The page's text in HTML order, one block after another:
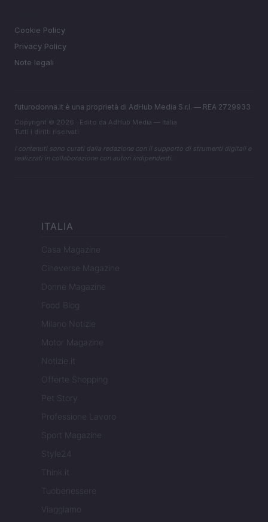
Cookie Policy
Privacy Policy
Note legali
futurodonna.it è una proprietà di AdHub Media S.r.l. — REA 2729933
Copyright © 2026 · Edito da AdHub Media — Italia
Tutti i diritti riservati
I contenuti sono curati dalla redazione con il supporto di strumenti digitali e
realizzati in collaborazione con autori indipendenti.
ITALIA
Casa Magazine
Cineverse Magazine
Donne Magazine
Food Blog
Milano Notizie
Motor Magazine
Notizie.it
Offerte Shopping
Pet Story
Professione Lavoro
Sport Magazine
Style24
Think.it
Tuobenessere
Viaggiamo